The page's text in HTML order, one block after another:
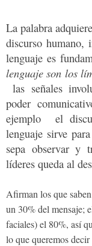
La palabra
discurso humano,
lenguaje es
lenguaje son los
las señales
poder
ejemplo el
lenguaje sirve
sepa observar y
líderes queda al
Afirman los que
un 30% del mensaje;
faciales) el 80%, así
lo que queremos